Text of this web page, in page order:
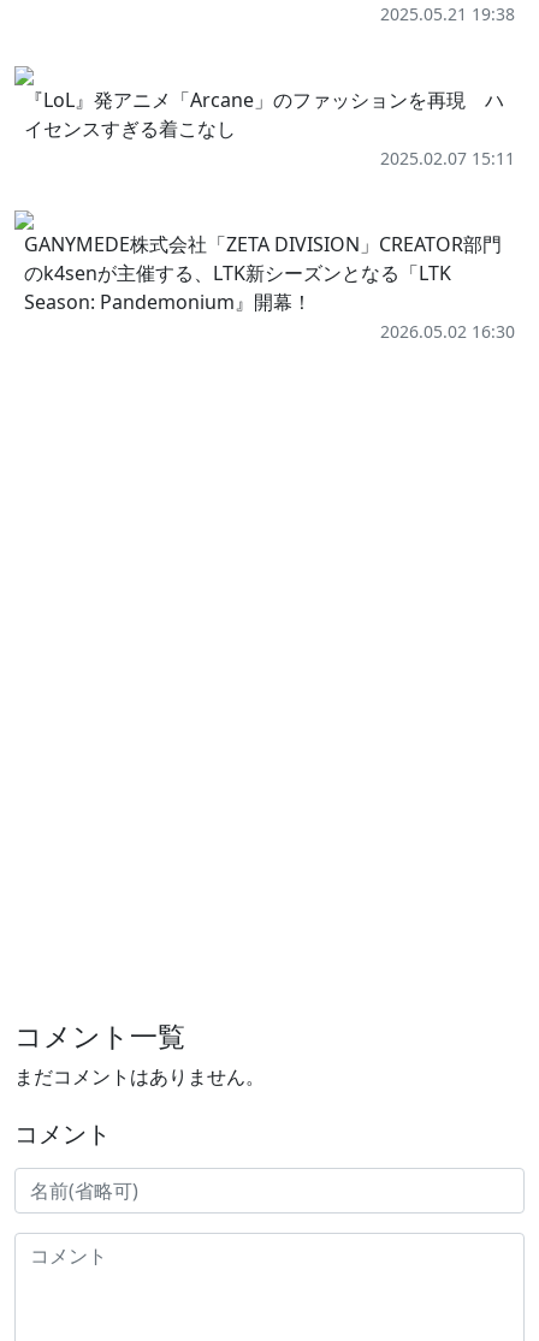
2025.05.21 19:38
『LoL』発アニメ「Arcane」のファッションを再現 ハ
イセンスすぎる着こなし
2025.02.07 15:11
GANYMEDE株式会社「ZETA DIVISION」CREATOR部門
のk4senが主催する、LTK新シーズンとなる「LTK
Season: Pandemonium』開幕！
2026.05.02 16:30
コメント一覧
まだコメントはありません。
コメント